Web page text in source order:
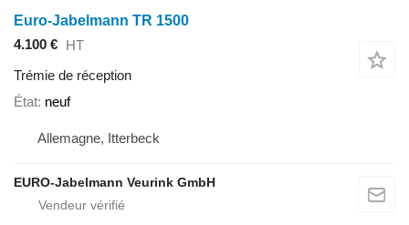
Euro-Jabelmann TR 1500
4.100 € HT
Trémie de réception
État neuf
Allemagne, Itterbeck
EURO-Jabelmann Veurink GmbH